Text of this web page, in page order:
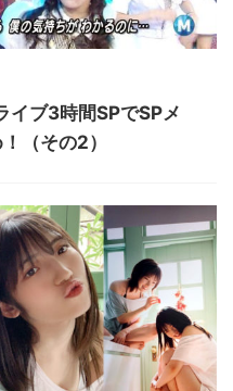
ブ3時間SPでSPメ
（その2）